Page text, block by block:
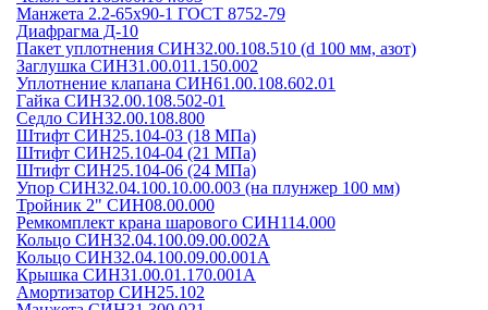
Манжета 2.2-65х90-1 ГОСТ 8752-79
Диафрагма Д-10
Пакет уплотнения СИН32.00.108.510 (d 100 мм, азот)
Заглушка СИН31.00.011.150.002
Уплотнение клапана СИН61.00.108.602.01
Гайка СИН32.00.108.502-01
Седло СИН32.00.108.800
Штифт СИН25.104-03 (18 МПа)
Штифт СИН25.104-04 (21 МПа)
Штифт СИН25.104-06 (24 МПа)
Упор СИН32.04.100.10.00.003 (на плунжер 100 мм)
Тройник 2" СИН08.00.000
Ремкомплект крана шарового СИН114.000
Кольцо СИН32.04.100.09.00.002А
Кольцо СИН32.04.100.09.00.001А
Крышка СИН31.00.01.170.001А
Амортизатор СИН25.102